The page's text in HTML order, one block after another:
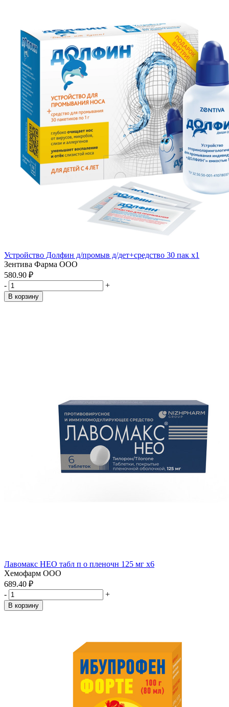
Устройство Долфин д/промыв д/дет+средство 30 пак x1
Зентива Фарма ООО
580.90 ₽
-
+
В корзину
Лавомакс НЕО табл п о пленочн 125 мг x6
Хемофарм ООО
689.40 ₽
-
+
В корзину